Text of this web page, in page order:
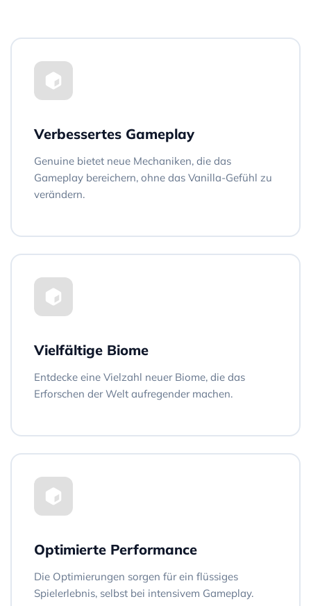
Verbessertes Gameplay
Genuine bietet neue Mechaniken, die das
Gameplay bereichern, ohne das Vanilla-Gefühl zu
verändern.
Vielfältige Biome
Entdecke eine Vielzahl neuer Biome, die das
Erforschen der Welt aufregender machen.
Optimierte Performance
Die Optimierungen sorgen für ein flüssiges
Spielerlebnis, selbst bei intensivem Gameplay.